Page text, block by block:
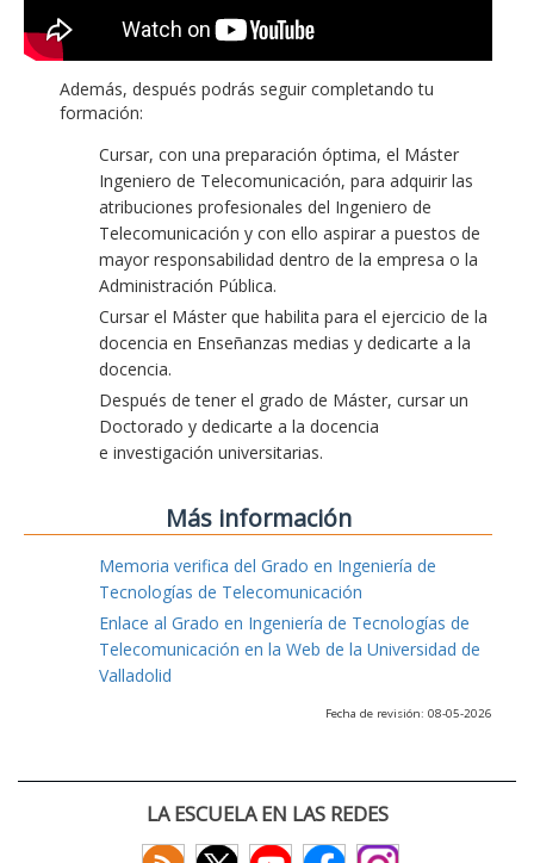
Además, después podrás seguir completando tu
formación:
Cursar, con una preparación óptima, el Máster
Ingeniero de Telecomunicación, para adquirir las
atribuciones profesionales del Ingeniero de
Telecomunicación y con ello aspirar a puestos de
mayor responsabilidad dentro de la empresa o la
Administración Pública.
Cursar el Máster que habilita para el ejercicio de la
docencia en Enseñanzas medias y dedicarte a la
docencia.
Después de tener el grado de Máster, cursar un
Doctorado y dedicarte a la docencia
e investigación universitarias.
Más información
Memoria verifica del Grado en Ingeniería de
Tecnologías de Telecomunicación
Enlace al Grado en Ingeniería de Tecnologías de
Telecomunicación en la Web de la Universidad de
Valladolid
Fecha de revisión: 08-05-2026
LA ESCUELA EN LAS REDES